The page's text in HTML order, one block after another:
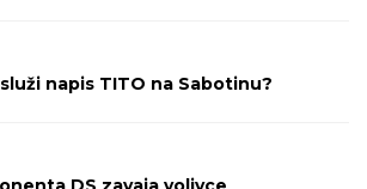
napis TITO na Sabotinu?